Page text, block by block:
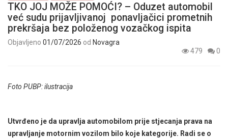
TKO JOJ MOŽE POMOĆI? – Oduzet automobil
već sudu prijavljivanoj ponavljačici prometnih
prekršaja bez položenog vozačkog ispita
Objavljeno 01/07/2026 od Novagra
479
0
Foto PUBP: ilustracija
Utvrđeno je da upravlja automobilom prije stjecanja prava na
upravljanje motornim vozilom bilo koje kategorije. Radi se o